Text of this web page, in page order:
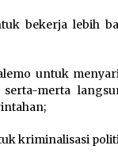
bekerja lebih
untuk
merta
kriminalisasi